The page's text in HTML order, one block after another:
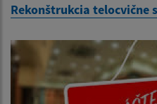
Rekonštrukcia telocvične